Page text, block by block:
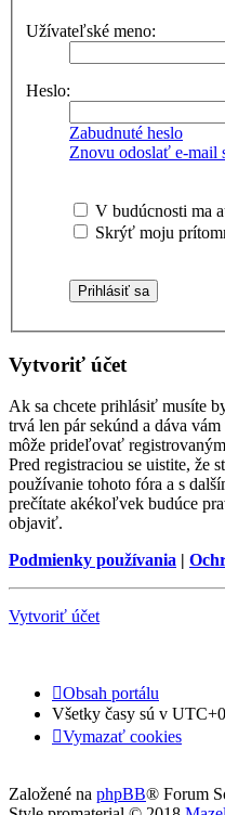
Užívateľské meno:
Heslo:
Zabudnuté heslo
Znovu odoslať e-mail
V budúcnosti ma
Skrýť moju
Vytvoriť účet
Ak sa chcete prihlásiť musíte
trvá len pár sekúnd a dáva
môže prideľovať
Pred registraciou se uistite, že
používanie tohoto fóra a s
prečítate akékoľvek budúce
objaviť.
Podmienky používania |
Vytvoriť účet
Obsah portálu
Všetky časy sú v
Vymazať cookies
Založené na phpBB® Forum